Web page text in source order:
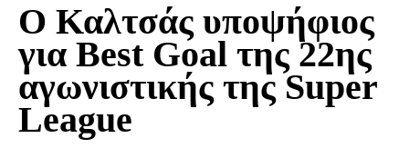
O Καλτσάς υποψήφιος
για Best Goal της 22ης
αγωνιστικής της Super
League